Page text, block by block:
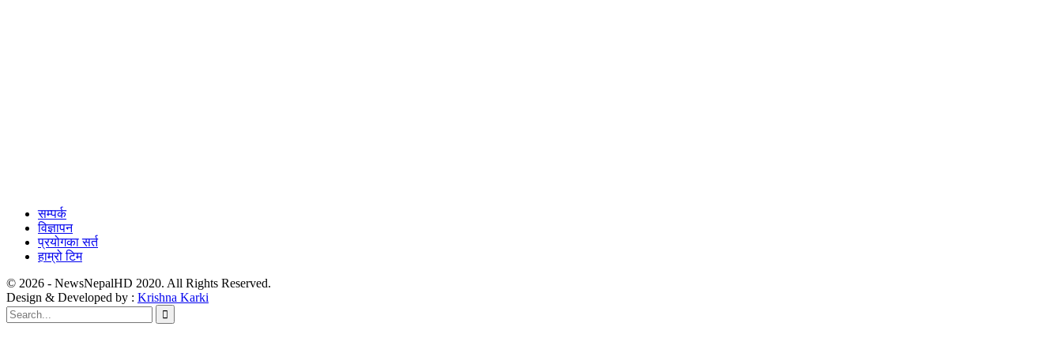
सम्पर्क
विज्ञापन
प्रयोगका सर्त
हाम्रो टिम
© 2026 - NewsNepalHD 2020. All Rights Reserved.
Design & Developed by : Krishna Karki